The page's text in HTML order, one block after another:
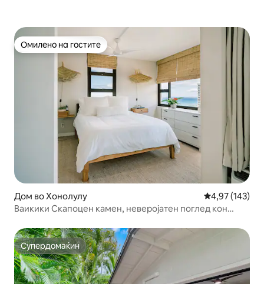
Омилено на гостите
Омилено на гостите
Дом во Хонолулу Просечна
4,97 (143)
Ваикики Скапоцен камен, неверојатен поглед кон
Супердомаќин
Супердомаќин